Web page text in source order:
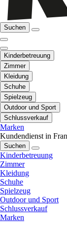
Suchen
Kinderbetreuung
Zimmer
Kleidung
Schuhe
Spielzeug
Outdoor und Sport
Schlussverkauf
Marken
Kundendienst in
Suchen
Kinderbetreuung
Zimmer
Kleidung
Schuhe
Spielzeug
Outdoor und Sport
Schlussverkauf
Marken